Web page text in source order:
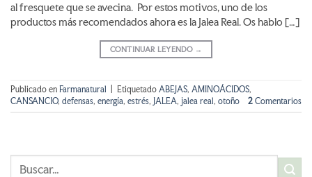
al fresquete que se avecina. Por estos motivos, uno de los
productos más recomendados ahora es la Jalea Real. Os hablo […]
CONTINUAR LEYENDO →
Publicado en Farmanatural Etiquetado ABEJAS, AMINOÁCIDOS,
CANSANCIO, defensas, energía, estrés, JALEA, jalea real, otoño 2 Comentarios